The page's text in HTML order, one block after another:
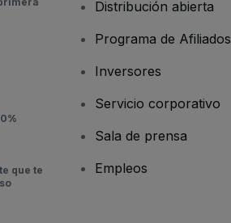
que te
Distribución abierta
Programa de Afiliados
Inversores
Servicio corporativo
Sala de prensa
Empleos